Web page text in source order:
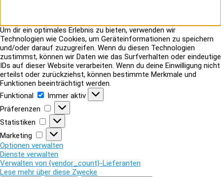
Um dir ein optimales Erlebnis zu bieten, verwenden wir
Technologien wie Cookies, um Geräteinformationen zu speichern
und/oder darauf zuzugreifen. Wenn du diesen Technologien
zustimmst, können wir Daten wie das Surfverhalten oder eindeutige
IDs auf dieser Website verarbeiten. Wenn du deine Einwilligung nicht
erteilst oder zurückziehst, können bestimmte Merkmale und
Funktionen beeinträchtigt werden.
Funktional
Funktional
Immer aktiv
Präferenzen
Präferenzen
Statistiken
Statistiken
Marketing
Marketing
Optionen verwalten
Dienste verwalten
Verwalten von {vendor_count}-Lieferanten
Lese mehr über diese Zwecke